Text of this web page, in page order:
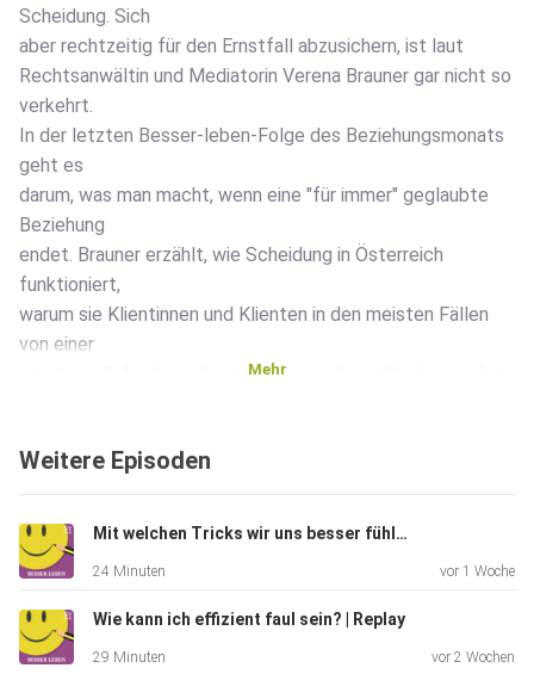
Scheidung. Sich
aber rechtzeitig für den Ernstfall abzusichern, ist laut
Rechtsanwältin und Mediatorin Verena Brauner gar nicht so
verkehrt.
In der letzten Besser-leben-Folge des Beziehungsmonats
geht es
darum, was man macht, wenn eine "für immer" geglaubte
Beziehung
endet. Brauner erzählt, wie Scheidung in Österreich
funktioniert,
warum sie Klientinnen und Klienten in den meisten Fällen
von einer
strittigen Scheidung abrät und was sich mit Kindern ändert.
Eheschließung
Anwältin, über
die eigenen Rechte Bescheid zu wissen.
Mehr
Weitere Episoden
Mit welchen Tricks wir uns besser fühlen | Replay
24 Minuten vor 1 Woche
Wie kann ich effizient faul sein? | Replay
29 Minuten vor 2 Wochen